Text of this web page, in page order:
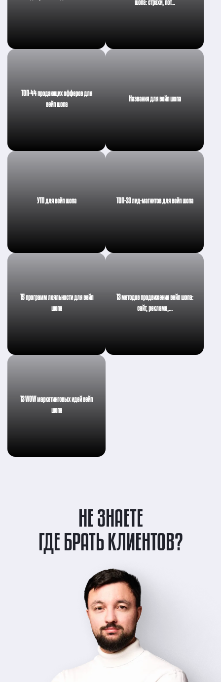
шопа: страхи, пот…
ТОП-44 продающих офферов для
вейп шопа
Названия для вейп шопа
УТП для вейп шопа ТОП-33 лид-магнитов для вейп шопа
15 программ лояльности для вейп
шопа
13 методов продвижения вейп шопа:
сайт, реклама,…
13 WOW маркетинговых идей вейп
шопа
ГДЕ БРАТЬ КЛИЕНТОВ?
НЕ ЗНАЕТЕ